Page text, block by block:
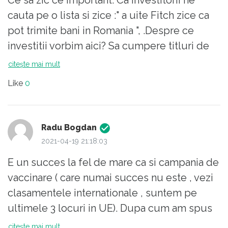
cauta pe o lista si zice :" a uite Fitch zice ca
pot trimite bani in Romania ", .Despre ce
investitii vorbim aici? Sa cumpere titluri de
stat se numeste investitie? Pentru cine?
scurt Fitch ii avertizeaza ce sanse au sa isi
primeasca banii dati. Deci pe scurt zice asa :
puteti sa bagati bani in Romania ca astia nu
banii la data exacta cu dobanda. Camatarie
pe scurt. Pentru domnul Catu si pentru
domnul Vuta astea sunt date excelente. Nu
conteaza unde se duc banii imprumutati ,
citește mai mult
Like 0
Radu Bogdan
2021-04-19 21:18:03
E un succes la fel de mare ca si campania de
vaccinare ( care numai succes nu este , vezi
clasamentele internationale , suntem pe
ultimele 3 locuri in UE). Dupa cum am spus
fara sa critic , treaba incepuse foarte bine si